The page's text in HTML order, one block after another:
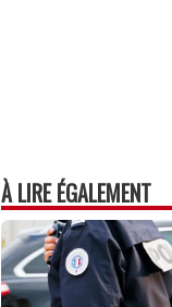
À LIRE ÉGALEMENT